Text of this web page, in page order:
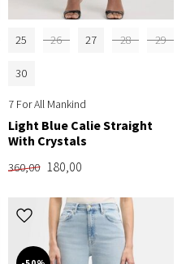
25 26 27 28 29
30
7 For All Mankind
Light Blue Calie Straight
With Crystals
360,00 180,00